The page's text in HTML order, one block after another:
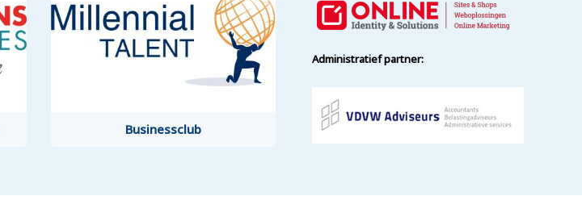
Businessclub
Businessclub
Administratief partner: